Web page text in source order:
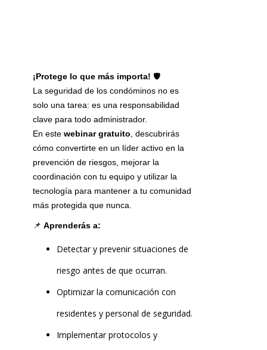
¡Protege lo que más importa! 🛡️
La seguridad de los condóminos no es
solo una tarea: es una responsabilidad
clave para todo administrador.
En este webinar gratuito, descubrirás
cómo convertirte en un líder activo en la
prevención de riesgos, mejorar la
coordinación con tu equipo y utilizar la
tecnología para mantener a tu comunidad
más protegida que nunca.
📌 Aprenderás a:
Detectar y prevenir situaciones de
riesgo antes de que ocurran.
Optimizar la comunicación con
residentes y personal de seguridad.
Implementar protocolos y